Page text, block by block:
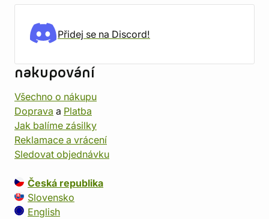
Přidej se na Discord!
nakupování
Všechno o nákupu
Doprava a Platba
Jak balíme zásilky
Reklamace a vrácení
Sledovat objednávku
Česká republika
Slovensko
English